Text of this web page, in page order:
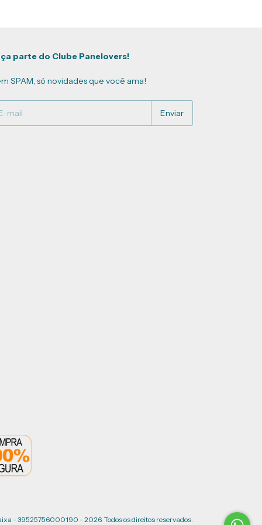
parte do Clube Panelovers!
SPAM, só novidades que você ama!
- 39525756000190 - 2026. Todos os direitos reservados.